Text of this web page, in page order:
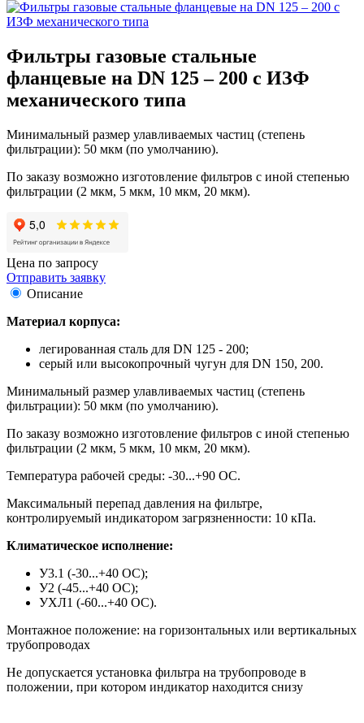
Фильтры газовые стальные
фланцевые на DN 125 – 200 с ИЗФ
механического типа
Минимальный размер улавливаемых частиц (степень
фильтрации): 50 мкм (по умолчанию).
По заказу возможно изготовление фильтров с иной степенью
фильтрации (2 мкм, 5 мкм, 10 мкм, 20 мкм).
Цена по запросу
Отправить заявку
Описание
Материал корпуса:
легированная сталь для DN 125 - 200;
серый или высокопрочный чугун для DN 150, 200.
Минимальный размер улавливаемых частиц (степень
фильтрации): 50 мкм (по умолчанию).
По заказу возможно изготовление фильтров с иной степенью
фильтрации (2 мкм, 5 мкм, 10 мкм, 20 мкм).
Температура рабочей среды: -30...+90 ОС.
Максимальный перепад давления на фильтре,
контролируемый индикатором загрязненности: 10 кПа.
Климатическое исполнение:
У3.1 (-30...+40 ОС);
У2 (-45...+40 ОС);
УХЛ1 (-60...+40 ОС).
Монтажное положение: на горизонтальных или вертикальных
трубопроводах
Не допускается установка фильтра на трубопроводе в
положении, при котором индикатор находится снизу